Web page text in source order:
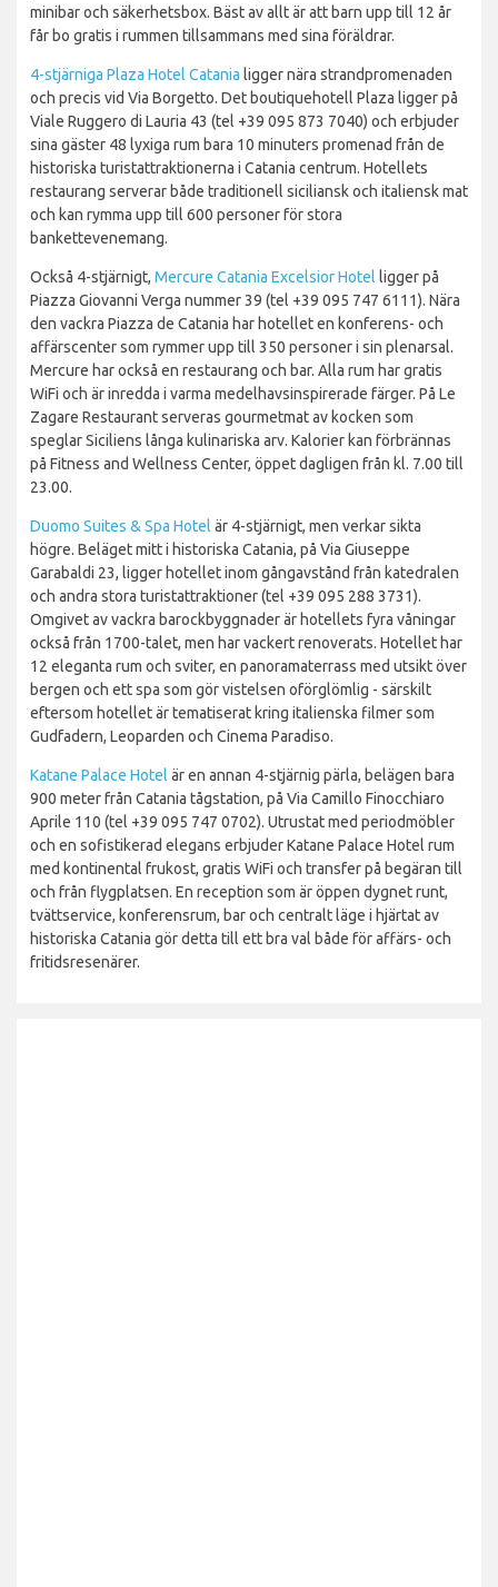
minibar och säkerhetsbox. Bäst av allt är att barn upp till 12 år
får bo gratis i rummen tillsammans med sina föräldrar.
4-stjärniga Plaza Hotel Catania ligger nära strandpromenaden
och precis vid Via Borgetto. Det boutiquehotell Plaza ligger på
Viale Ruggero di Lauria 43 (tel +39 095 873 7040) och erbjuder
sina gäster 48 lyxiga rum bara 10 minuters promenad från de
historiska turistattraktionerna i Catania centrum. Hotellets
restaurang serverar både traditionell siciliansk och italiensk mat
och kan rymma upp till 600 personer för stora
bankettevenemang.
Också 4-stjärnigt, Mercure Catania Excelsior Hotel ligger på
Piazza Giovanni Verga nummer 39 (tel +39 095 747 6111). Nära
den vackra Piazza de Catania har hotellet en konferens- och
affärscenter som rymmer upp till 350 personer i sin plenarsal.
Mercure har också en restaurang och bar. Alla rum har gratis
WiFi och är inredda i varma medelhavsinspirerade färger. På Le
Zagare Restaurant serveras gourmetmat av kocken som
speglar Siciliens långa kulinariska arv. Kalorier kan förbrännas
på Fitness and Wellness Center, öppet dagligen från kl. 7.00 till
23.00.
Duomo Suites & Spa Hotel är 4-stjärnigt, men verkar sikta
högre. Beläget mitt i historiska Catania, på Via Giuseppe
Garabaldi 23, ligger hotellet inom gångavstånd från katedralen
och andra stora turistattraktioner (tel +39 095 288 3731).
Omgivet av vackra barockbyggnader är hotellets fyra våningar
också från 1700-talet, men har vackert renoverats. Hotellet har
12 eleganta rum och sviter, en panoramaterrass med utsikt över
bergen och ett spa som gör vistelsen oförglömlig - särskilt
eftersom hotellet är tematiserat kring italienska filmer som
Gudfadern, Leoparden och Cinema Paradiso.
Katane Palace Hotel är en annan 4-stjärnig pärla, belägen bara
900 meter från Catania tågstation, på Via Camillo Finocchiaro
Aprile 110 (tel +39 095 747 0702). Utrustat med periodmöbler
och en sofistikerad elegans erbjuder Katane Palace Hotel rum
med kontinental frukost, gratis WiFi och transfer på begäran till
och från flygplatsen. En reception som är öppen dygnet runt,
tvättservice, konferensrum, bar och centralt läge i hjärtat av
historiska Catania gör detta till ett bra val både för affärs- och
fritidsresenärer.